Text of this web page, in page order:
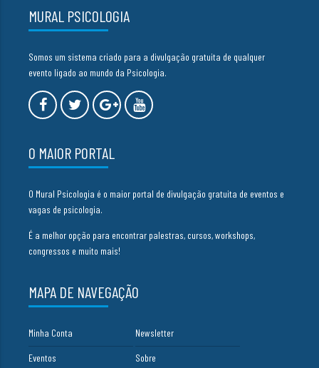
MURAL PSICOLOGIA
Somos um sistema criado para a divulgação gratuita de qualquer
evento ligado ao mundo da Psicologia.
O MAIOR PORTAL
O Mural Psicologia é o maior portal de divulgação gratuita de eventos e
vagas de psicologia.
É a melhor opção para encontrar palestras, cursos, workshops,
congressos e muito mais!
MAPA DE NAVEGAÇÃO
Minha Conta Newsletter
Eventos Sobre